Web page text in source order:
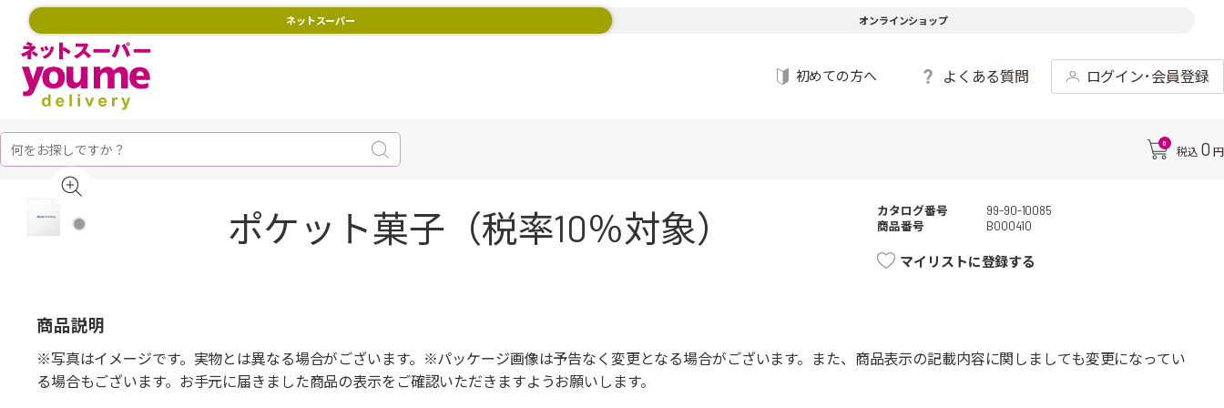
ネットスーパー オンラインショップ
初めての方へ よくある質問 ログイン･会員登録
0
税込 0 円
ポケット菓子（税率10％対象） カタログ番号
99-90-10085
商品番号
B000410
マイリストに登録する
商品説明
※写真はイメージです。実物とは異なる場合がございます。※パッケージ画像は予告なく変更となる場合がございます。また、商品表示の記載内容に関しましても変更になってい
る場合もございます。お手元に届きました商品の表示をご確認いただきますようお願いします。